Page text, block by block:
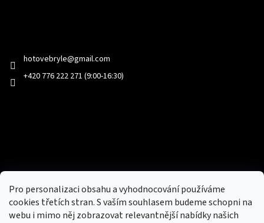
Pro personalizaci obsahu a vyhodnocování používáme
cookies třetích stran. S vaším souhlasem budeme schopni na
webu i mimo něj zobrazovat relevantnější nabídky našich
hotovebryle@gmail.com
+420 776 222 271 (9:00-16:30)